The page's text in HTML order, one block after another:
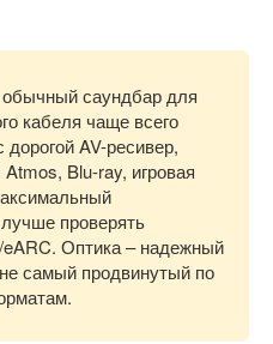
саундбар для
кабеля чаще всего
AV-ресивер,
Blu-ray, игровая
проверять
Оптика – надежный
самый продвинутый по